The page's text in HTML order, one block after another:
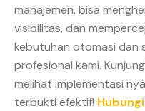
manajemen, bisa
visibilitas, dan
kebutuhan otomasi dan
profesional kami.
melihat implementasi
terbukti efektif!